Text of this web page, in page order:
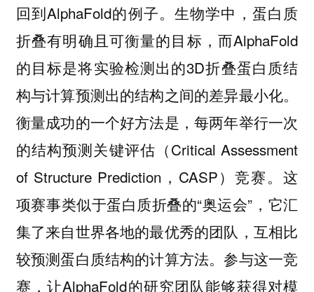
回到AlphaFold的例子。生物学中，蛋白质
折叠有明确且可衡量的目标，而AlphaFold
的目标是将实验检测出的3D折叠蛋白质结
构与计算预测出的结构之间的差异最小化。
衡量成功的一个好方法是，每两年举行一次
的结构预测关键评估（Critical Assessment
of Structure Prediction，CASP）竞赛。这
项赛事类似于蛋白质折叠的“奥运会”，它汇
集了来自世界各地的最优秀的团队，互相比
较预测蛋白质结构的计算方法。参与这一竞
赛，让AlphaFold的研究团队能够获得对模